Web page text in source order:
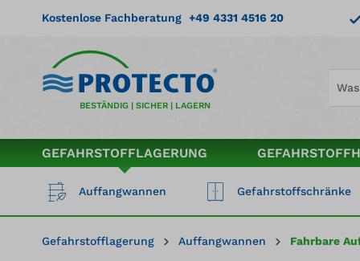
Zur Hauptnavigation springen
Kostenlose Fachberatung +49 4331 4516 20
BESTÄNDIG | SICHER | LAGERN
GEFAHRSTOFFLAGERUNG
Auffangwannen Gefahrstoffschränke
Gefahrstofflagerung Auffangwannen Fahrbare